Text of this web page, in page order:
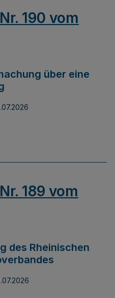
190 vom
über eine
189 vom
des Rheinischen